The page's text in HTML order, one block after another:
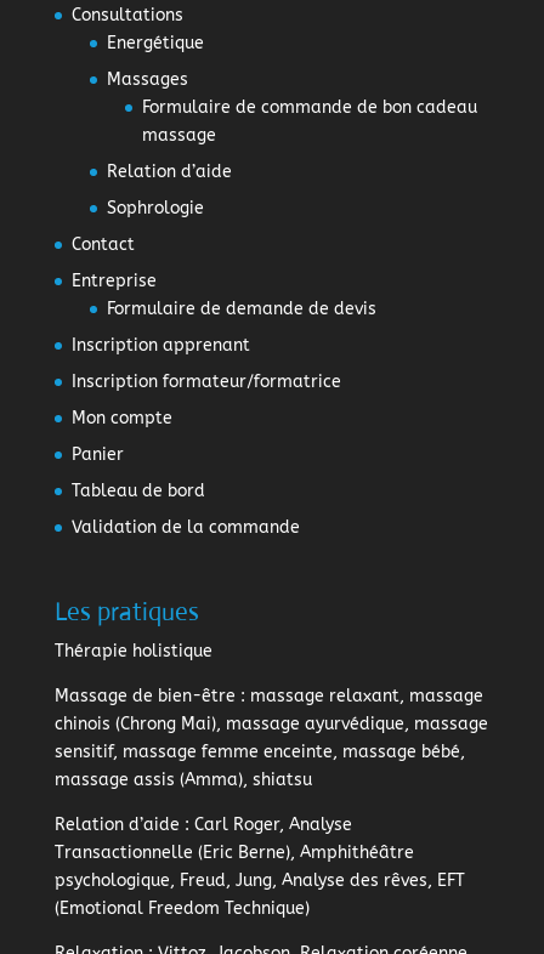
Consultations
Energétique
Massages
Formulaire de commande de bon cadeau
massage
Relation d’aide
Sophrologie
Contact
Entreprise
Formulaire de demande de devis
Inscription apprenant
Inscription formateur/formatrice
Mon compte
Panier
Tableau de bord
Validation de la commande
Les pratiques
Thérapie holistique
Massage de bien-être : massage relaxant, massage
chinois (Chrong Mai), massage ayurvédique, massage
sensitif, massage femme enceinte, massage bébé,
massage assis (Amma), shiatsu
Relation d’aide : Carl Roger, Analyse
Transactionnelle (Eric Berne), Amphithéâtre
psychologique, Freud, Jung, Analyse des rêves, EFT
(Emotional Freedom Technique)